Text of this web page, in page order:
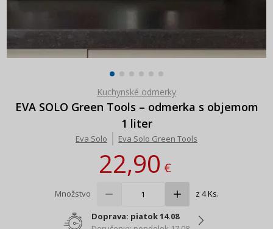
Kuchynské odmerky
EVA SOLO Green Tools – odmerka s objemom
1 liter
Eva Solo Eva Solo Green Tools
22,90€
Množstvo z 4 Ks.
Doprava: piatok 14.08